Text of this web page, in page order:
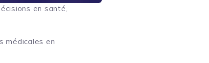
en santé,
médicales en